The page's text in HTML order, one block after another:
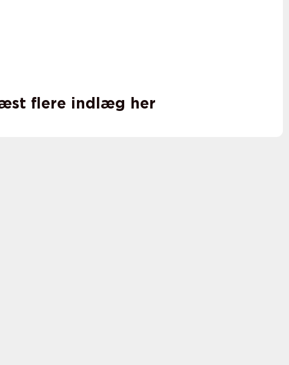
flere indlæg her